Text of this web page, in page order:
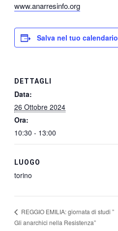
www.anarresinfo.org
Salva nel tuo calendario
DETTAGLI
Data:
26 Ottobre 2024
Ora:
10:30 - 13:00
LUOGO
torino
REGGIO EMILIA: giornata di studi ”
Gli anarchici nella Resistenza”